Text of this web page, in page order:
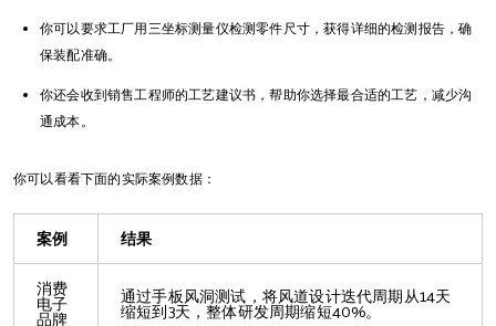
你可以要求工厂用三坐标测量仪检测零件尺寸，获得详细的检测报告，确
保装配准确。
你还会收到销售工程师的工艺建议书，帮助你选择最合适的工艺，减少沟
通成本。
你可以看看下面的实际案例数据：
案例 结果
消费
电子
品牌
通过手板风洞测试，将风道设计迭代周期从14天
缩短到3天，整体研发周期缩短40%。